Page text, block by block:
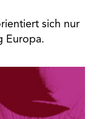
sich nur
Europa.